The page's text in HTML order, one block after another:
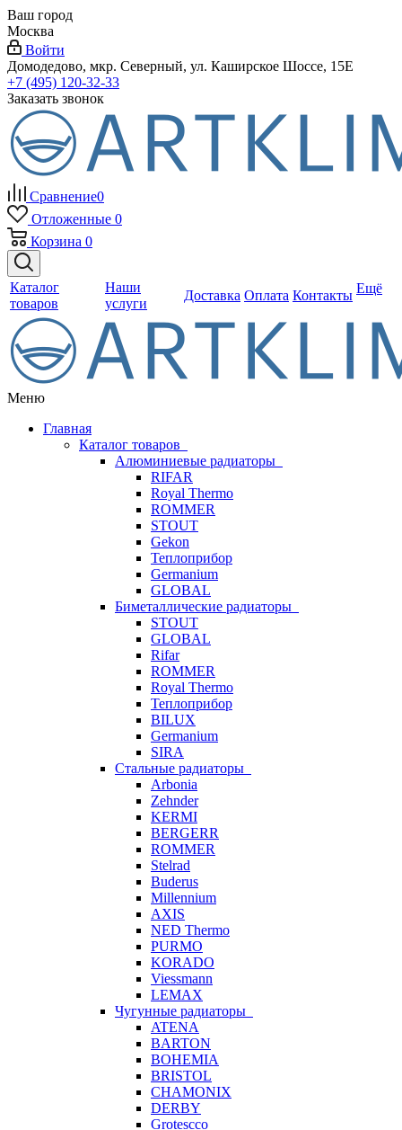
Ваш город
Москва
Войти
Домодедово, мкр. Северный, ул. Каширское Шоссе, 15Е
+7 (495) 120-32-33
Заказать звонок
Сравнение0
Отложенные 0
Корзина 0
Каталог
товаров
Наши
услуги
Доставка Оплата Контакты Ещё
Меню
Главная
Каталог товаров
Алюминиевые радиаторы
RIFAR
Royal Thermo
ROMMER
STOUT
Gekon
Теплоприбор
Germanium
GLOBAL
Биметаллические радиаторы
STOUT
GLOBAL
Rifar
ROMMER
Royal Thermo
Теплоприбор
BILUX
Germanium
SIRA
Стальные радиаторы
Arbonia
Zehnder
KERMI
BERGERR
ROMMER
Stelrad
Buderus
Millennium
AXIS
NED Thermo
PURMO
KORADO
Viessmann
LEMAX
Чугунные радиаторы
ATENA
BARTON
BOHEMIA
BRISTOL
CHAMONIX
DERBY
Grotescco